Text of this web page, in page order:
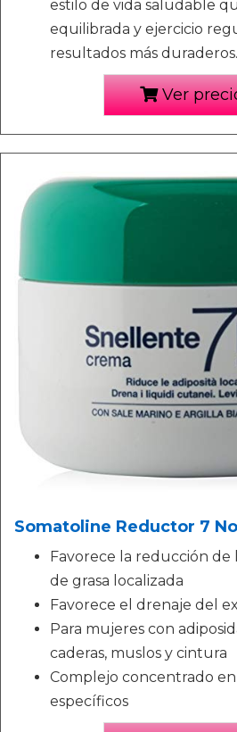
estilo de vida saludable
equilibrada y ejercicio
resultados más duraderos.
Ver
Somatoline Reductor 7
Favorece la reducción de
de grasa localizada
Favorece el drenaje del
Para mujeres con
caderas, muslos y cintura
Complejo concentrado
específicos